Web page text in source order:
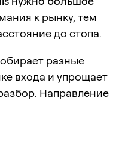
к рынку, тем
до стопа.
разные
входа и упрощает
Направление